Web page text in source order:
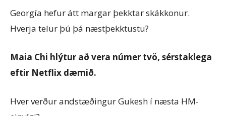
Georgía hefur átt margar þekktar skákkonur.
Hverja telur þú þá næstþekktustu?
Maia Chi hlýtur að vera númer tvö, sérstaklega
eftir Netflix dæmið.
Hver verður andstæðingur Gukesh í næsta HM-